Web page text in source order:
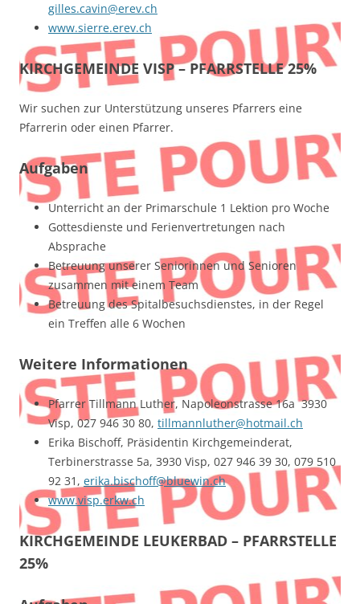
gilles.cavin@erev.ch
www.sierre.erev.ch
KIRCHGEMEINDE VISP – PFARRSTELLE 25%
Wir suchen zur Unterstützung unseres Pfarrers eine
Pfarrerin oder einen Pfarrer.
Aufgaben
Unterricht an der Primarschule 1 Lektion pro Woche
Gottesdienste und Ferienvertretungen nach
Absprache
Betreuung unserer Seniorinnen und Senioren
zusammen mit einem Team
Betreuung des Spitalbesuchsdienstes, in der Regel
ein Treffen alle 6 Wochen
Weitere Informationen
Pfarrer Tillmann Luther, Napoleonstrasse 16a 3930
Visp, 027 946 30 80, tillmannluther@hotmail.ch
Erika Bischoff, Präsidentin Kirchgemeinderat,
Terbinerstrasse 5a, 3930 Visp, 027 946 39 30, 079 510
92 31, erika.bischoff@bluewin.ch
www.visp.erkw.ch
KIRCHGEMEINDE LEUKERBAD – PFARRSTELLE
25%